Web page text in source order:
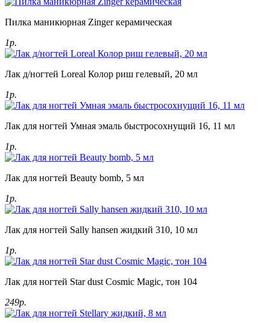
Пилка маникюрная Zinger керамическая
1р.
Лак д/ногтей Loreal Колор риш гелевый, 20 мл
1р.
Лак для ногтей Умная эмаль быстросохнущий 16, 11 мл
1р.
Лак для ногтей Beauty bomb, 5 мл
1р.
Лак для ногтей Sally hansen жидкий 310, 10 мл
1р.
Лак для ногтей Star dust Cosmic Magic, тон 104
249р.